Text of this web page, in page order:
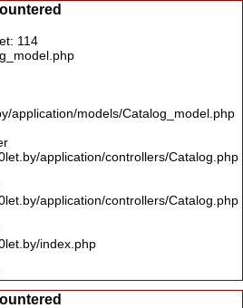
114
application/models/Catalog_model.php
application/controllers/Catalog.php
application/controllers/Catalog.php
index.php